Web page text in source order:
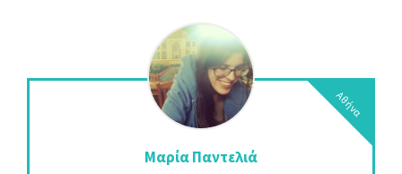
Αθήνα
Μαρία Παντελιά